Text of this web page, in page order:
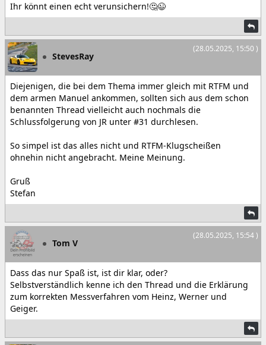
Ihr könnt einen echt verunsichern!🤔😉
(28.05.2025, 15:50 )
StevesRay
Diejenigen, die bei dem Thema immer gleich mit RTFM und
dem armen Manuel ankommen, sollten sich aus dem schon
benannten Thread vielleicht auch nochmals die
Schlussfolgerung von JR unter #31 durchlesen.
So simpel ist das alles nicht und RTFM-Klugscheißen
ohnehin nicht angebracht. Meine Meinung.
Gruß
Stefan
(28.05.2025, 15:54 )
Tom V
Dass das nur Spaß ist, ist dir klar, oder?
Selbstverständlich kenne ich den Thread und die Erklärung
zum korrekten Messverfahren vom Heinz, Werner und
Geiger.